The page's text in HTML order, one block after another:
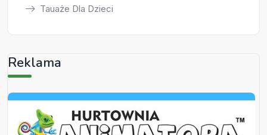
Tauaże Dla Dzieci
Reklama